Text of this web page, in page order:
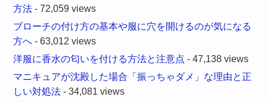
方法 - 72,059 views
ブローチの付け方の基本や服に穴を開けるのが気になる
方へ - 63,012 views
洋服に香水の匂いを付ける方法と注意点 - 47,138 views
マニキュアが沈殿した場合「振っちゃダメ」な理由と正
しい対処法 - 34,081 views